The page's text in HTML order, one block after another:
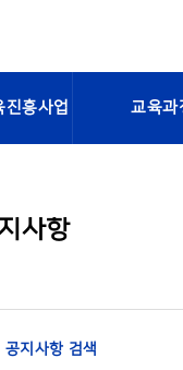
진흥사업 교육과
사항
공지사항 검색